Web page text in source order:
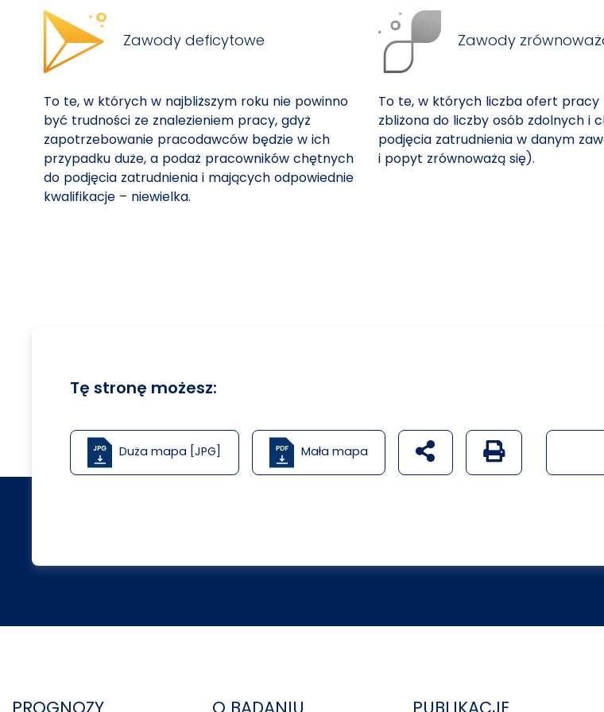
Zawody deficytowe
To te, w których w najbliższym roku nie powinno
być trudności ze znalezieniem pracy, gdyż
zapotrzebowanie pracodawców będzie w ich
przypadku duże, a podaż pracowników chętnych
do podjęcia zatrudnienia i mających odpowiednie
kwalifikacje – niewielka.
Zawody
To te, w których liczba ofert pracy
zbliżona do liczby osób zdolnych i
podjęcia zatrudnienia w danym
i popyt zrównoważą się).
Tę stronę możesz:
Duża mapa [JPG] Mała mapa udostępnij na social mediach
Generuj wersję
PROGNOZY O BADANIU PUBLIKACJE